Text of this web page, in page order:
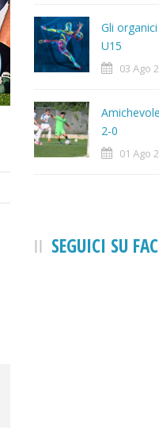
Gli
U15
03 Ago
2-0
01 Ago
SEGUICI SU